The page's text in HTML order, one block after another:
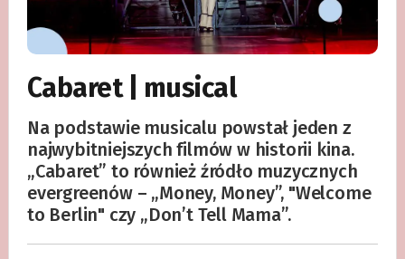
Cabaret | musical
Na podstawie musicalu powstał jeden z
najwybitniejszych filmów w historii kina.
„Cabaret” to również źródło muzycznych
evergreenów – „Money, Money”, "Welcome
to Berlin" czy „Don’t Tell Mama”.